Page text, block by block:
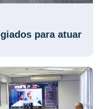
para atuar